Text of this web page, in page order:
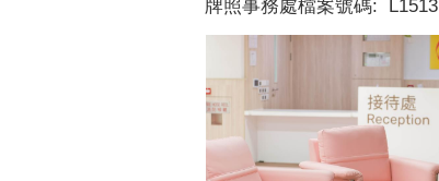
牌照事務處檔案號碼: L1513